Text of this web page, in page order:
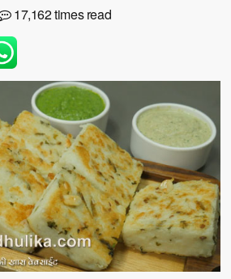
17,162 times read